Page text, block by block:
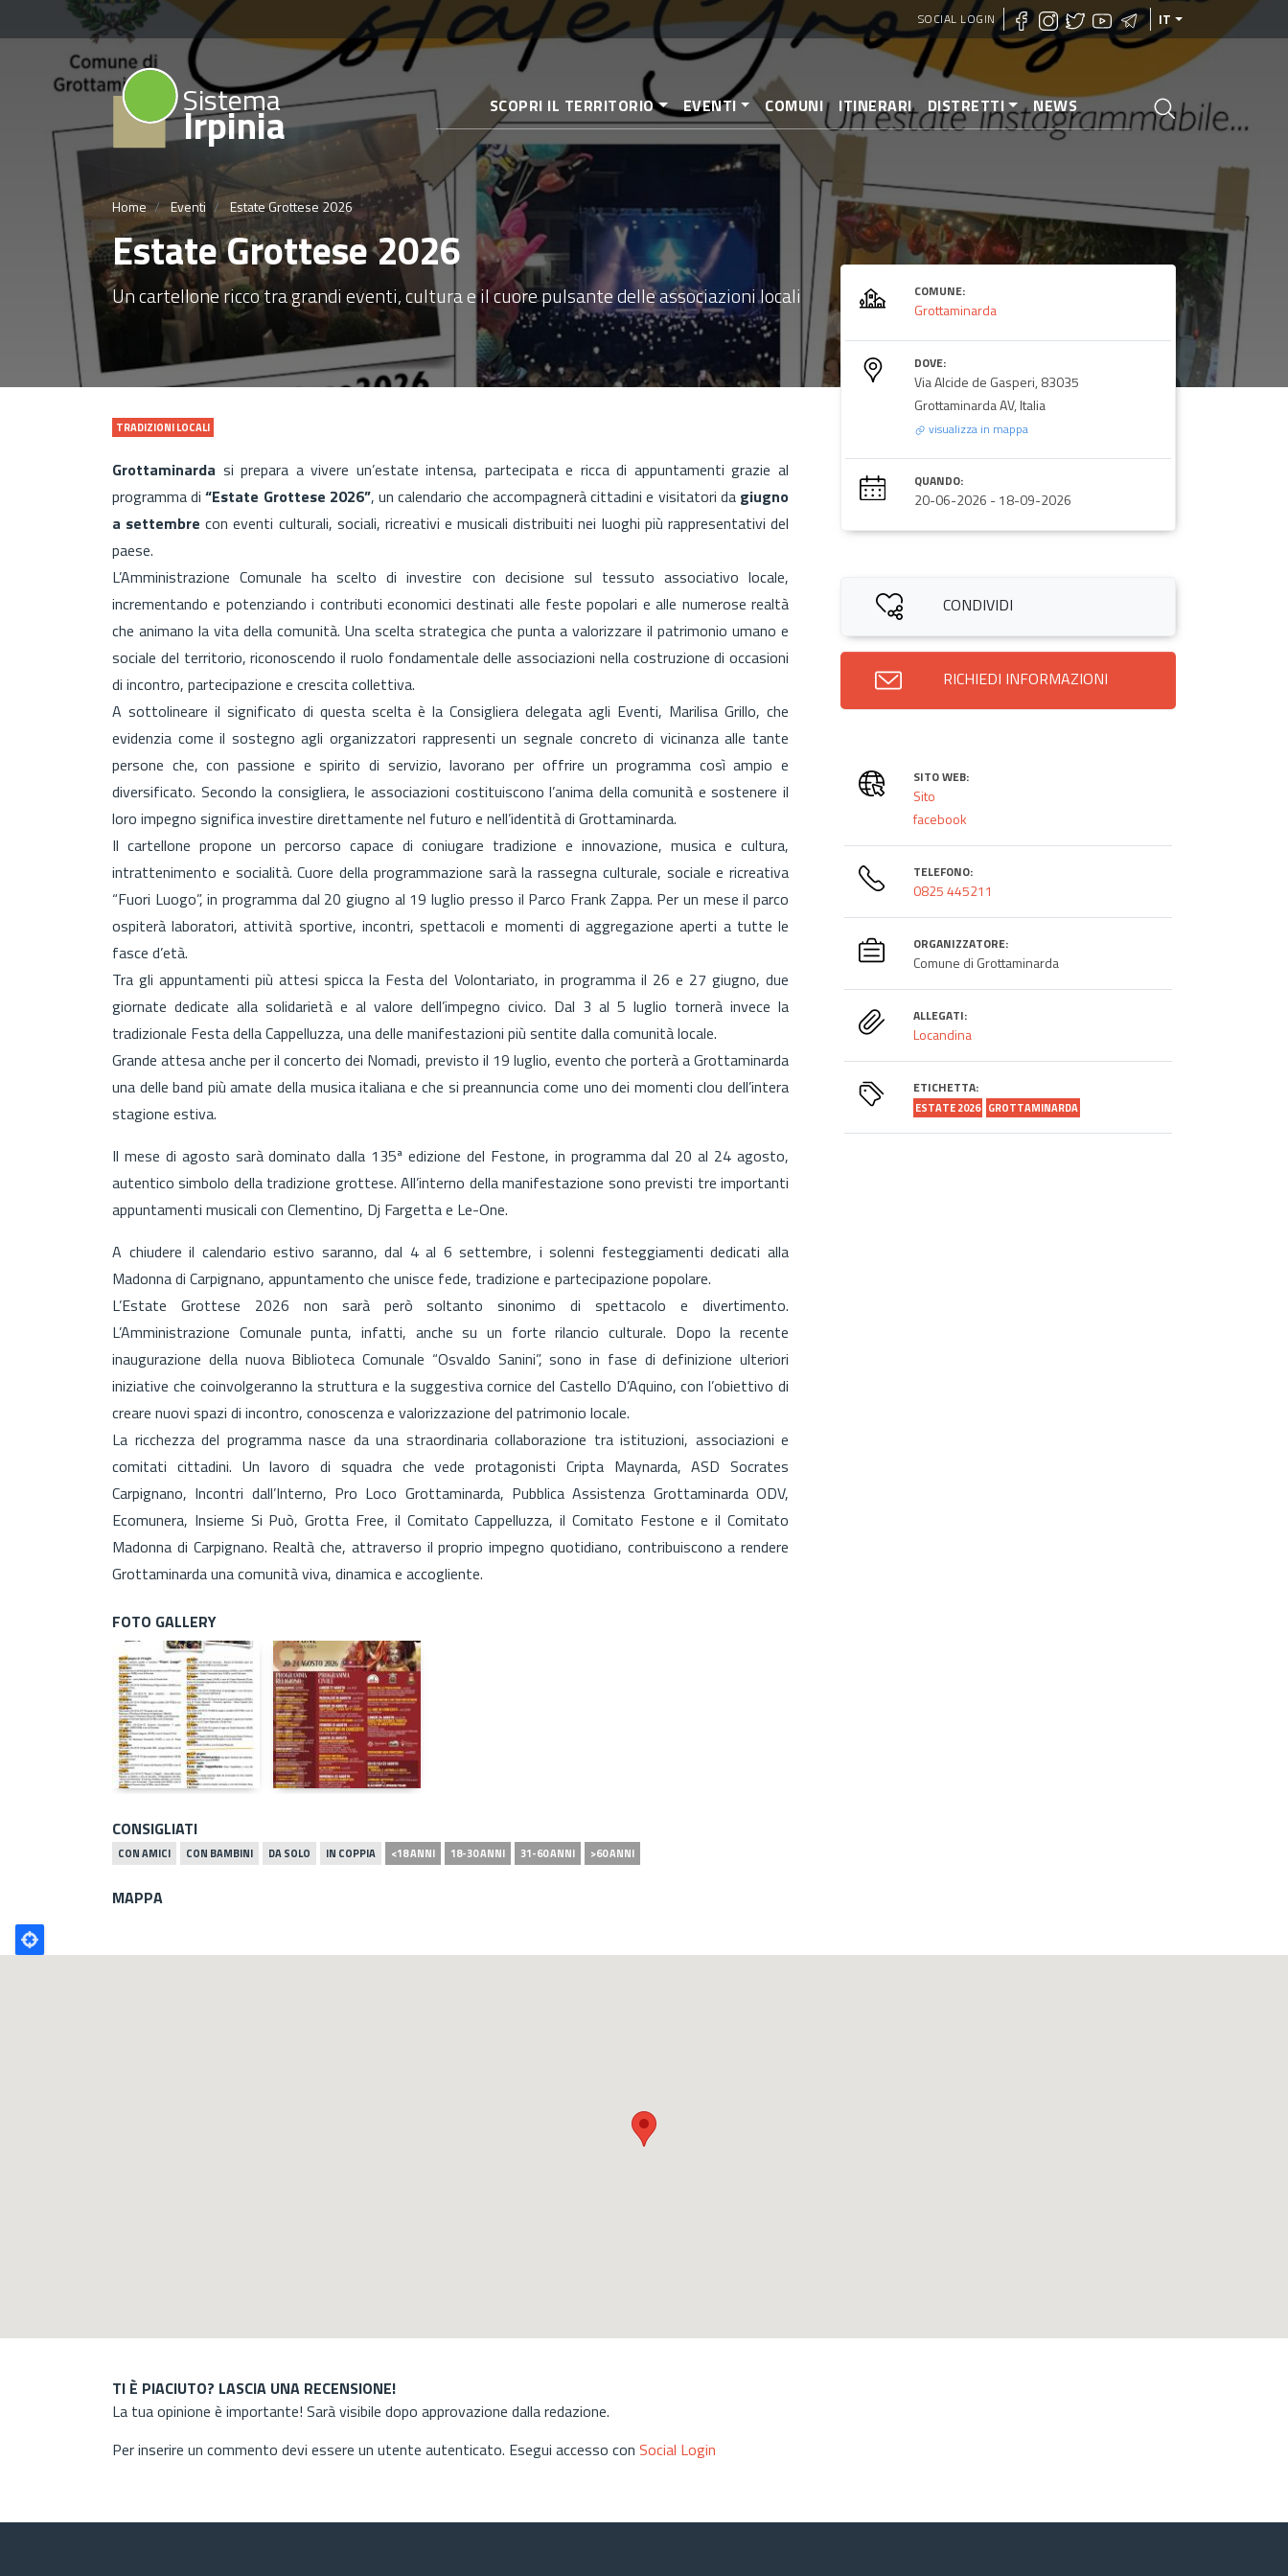
Salta
al
contenuto
principale
SOCIAL LOGIN IT
Sistema
Irpinia SCOPRI IL TERRITORIO EVENTI COMUNI ITINERARI DISTRETTI NEWS
Home Eventi Estate Grottese 2026
Estate Grottese 2026
Un cartellone ricco tra grandi eventi, cultura e il cuore pulsante delle associazioni locali
TRADIZIONI LOCALI
Grottaminarda si prepara a vivere un’estate intensa, partecipata e ricca di appuntamenti grazie al
programma di“Estate Grottese 2026”, un calendario che accompagnerà cittadini e visitatori da giugno
a settembrecon eventi culturali, sociali, ricreativi e musicali distribuiti nei luoghi più rappresentativi del
paese.
L’Amministrazione Comunale ha scelto di investire con decisione sul tessuto associativo locale,
incrementando e potenziando i contributi economici destinati alle feste popolari e alle numerose realtà
che animano la vita della comunità. Una scelta strategica che punta a valorizzare il patrimonio umano e
sociale del territorio, riconoscendo il ruolo fondamentale delle associazioni nella costruzione di occasioni
di incontro, partecipazione e crescita collettiva.
A sottolineare il significato di questa scelta è la Consigliera delegata agli Eventi, Marilisa Grillo, che
evidenzia come il sostegno agli organizzatori rappresenti un segnale concreto di vicinanza alle tante
persone che, con passione e spirito di servizio, lavorano per offrire un programma così ampio e
diversificato. Secondo la consigliera, le associazioni costituiscono l’anima della comunità e sostenere il
loro impegno significa investire direttamente nel futuro e nell’identità di Grottaminarda.
Il cartellone propone un percorso capace di coniugare tradizione e innovazione, musica e cultura,
intrattenimento e socialità. Cuore della programmazione sarà la rassegna culturale, sociale e ricreativa
“Fuori Luogo”, in programma dal 20 giugno al 19 luglio presso il Parco Frank Zappa. Per un mese il parco
ospiterà laboratori, attività sportive, incontri, spettacoli e momenti di aggregazione aperti a tutte le
fasce d’età.
Tra gli appuntamenti più attesi spicca la Festa del Volontariato, in programma il 26 e 27 giugno, due
giornate dedicate alla solidarietà e al valore dell’impegno civico. Dal 3 al 5 luglio tornerà invece la
tradizionale Festa della Cappelluzza, una delle manifestazioni più sentite dalla comunità locale.
Grande attesa anche per il concerto dei Nomadi, previsto il 19 luglio, evento che porterà a Grottaminarda
una delle band più amate della musica italiana e che si preannuncia come uno dei momenti clou dell’intera
stagione estiva.
Il mese di agosto sarà dominato dalla 135ª edizione del Festone, in programma dal 20 al 24 agosto,
autentico simbolo della tradizione grottese. All’interno della manifestazione sono previsti tre importanti
appuntamenti musicali con Clementino, Dj Fargetta e Le-One.
A chiudere il calendario estivo saranno, dal 4 al 6 settembre, i solenni festeggiamenti dedicati alla
Madonna di Carpignano, appuntamento che unisce fede, tradizione e partecipazione popolare.
L’Estate Grottese 2026 non sarà però soltanto sinonimo di spettacolo e divertimento.
L’Amministrazione Comunale punta, infatti, anche su un forte rilancio culturale. Dopo la recente
inaugurazione della nuova Biblioteca Comunale “Osvaldo Sanini”, sono in fase di definizione ulteriori
iniziative che coinvolgeranno la struttura e la suggestiva cornice del Castello D’Aquino, con l’obiettivo di
creare nuovi spazi di incontro, conoscenza e valorizzazione del patrimonio locale.
La ricchezza del programma nasce da una straordinaria collaborazione tra istituzioni, associazioni e
comitati cittadini. Un lavoro di squadra che vede protagonisti Cripta Maynarda, ASD Socrates
Carpignano, Incontri dall’Interno, Pro Loco Grottaminarda, Pubblica Assistenza Grottaminarda ODV,
Ecomunera, Insieme Si Può, Grotta Free, il Comitato Cappelluzza, il Comitato Festone e il Comitato
Madonna di Carpignano. Realtà che, attraverso il proprio impegno quotidiano, contribuiscono a rendere
Grottaminarda una comunità viva, dinamica e accogliente.
FOTO GALLERY
CONSIGLIATI
CON AMICI CON BAMBINI DA SOLO IN COPPIA <18 ANNI 18-30 ANNI 31-60 ANNI >60 ANNI
COMUNE:
Grottaminarda
DOVE:
Via Alcide de Gasperi, 83035
Grottaminarda AV, Italia
visualizza in mappa
QUANDO:
20-06-2026 -18-09-2026
CONDIVIDI
RICHIEDI INFORMAZIONI
SITO WEB:
Sito
facebook
TELEFONO:
0825 445211
ORGANIZZATORE:
Comune di Grottaminarda
ALLEGATI:
Locandina
ETICHETTA:
ESTATE 2026 GROTTAMINARDA
MAPPA
Poligono
GEO
TI È PIACIUTO? LASCIA UNA RECENSIONE!
La tua opinione è importante! Sarà visibile dopo approvazione dalla redazione.
Per inserire un commento devi essere un utente autenticato. Esegui accesso con Social Login